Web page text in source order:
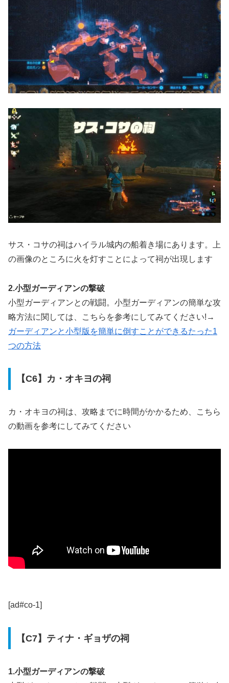
サス・コサの祠はハイラル城内の船着き場にあります。上
の画像のところに火を灯すことによって祠が出現します
2.小型ガーディアンの撃破
小型ガーディアンとの戦闘。小型ガーディアンの簡単な攻
略方法に関しては、こちらを参考にしてみてください!→
ガーディアンと小型版を簡単に倒すことができるたった1
つの方法
【C6】カ・オキヨの祠
カ・オキヨの祠は、攻略までに時間がかかるため、こちら
の動画を参考にしてみてください
[ad#co-1]
【C7】ティナ・ギョザの祠
1.小型ガーディアンの撃破